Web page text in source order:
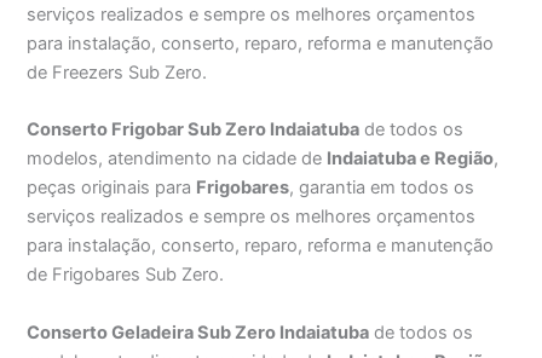
serviços realizados e sempre os melhores orçamentos
para instalação, conserto, reparo, reforma e manutenção
de Freezers Sub Zero.
Conserto Frigobar Sub Zero Indaiatuba de todos os
modelos, atendimento na cidade de Indaiatuba e Região,
peças originais para Frigobares, garantia em todos os
serviços realizados e sempre os melhores orçamentos
para instalação, conserto, reparo, reforma e manutenção
de Frigobares Sub Zero.
Conserto Geladeira Sub Zero Indaiatuba de todos os